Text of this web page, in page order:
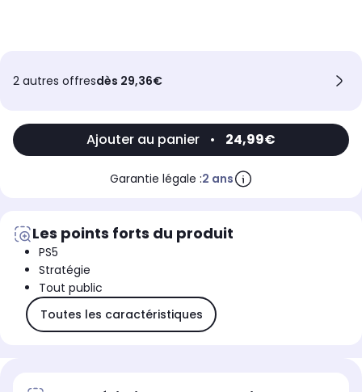
2 autres offresdès 29,36€
Ajouter au panier • 24,99€
Garantie légale :2 ans
Les points forts du produit
PS5
Stratégie
Tout public
Toutes les caractéristiques